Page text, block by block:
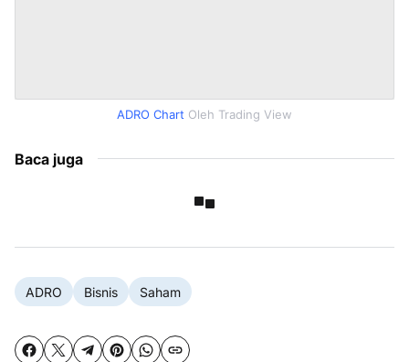
ADRO Chart Oleh Trading View
Baca juga
ADRO Bisnis Saham